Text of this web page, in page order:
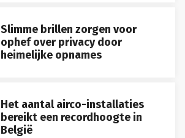
Slimme brillen zorgen voor
ophef over privacy door
heimelijke opnames
Het aantal airco-installaties
bereikt een recordhoogte in
België